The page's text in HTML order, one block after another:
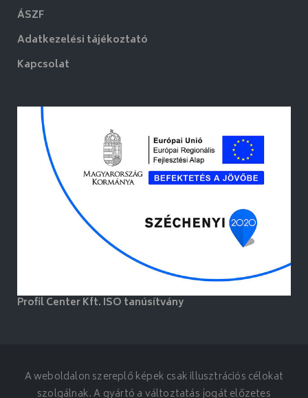
ÁSZF
Adatkezelési tájékoztató
Kapcsolat
Profil Center Kft. ISO tanúsítvány
A weboldalon szereplő képek csak illusztrációs célokat
szolgálnak. A gyártó a változtatás jogát előzetes